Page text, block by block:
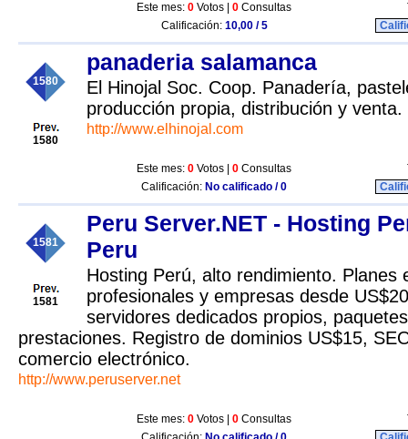
Este mes: 0 Votos | 0 Consultas
Calificación: 10,00 / 5
1580
1580
panaderia salamanca
El Hinojal Soc. Coop. Panadería,
producción propia, distribución y venta.
http://www.elhinojal.com
Este mes: 0 Votos | 0 Consultas
Calificación: No calificado / 0
1581
1581
Peru Server.NET - Hosting
Peru
Hosting Perú, alto rendimiento. Planes
profesionales y empresas desde
servidores dedicados propios,
prestaciones. Registro de dominios US$15,
comercio electrónico.
http://www.peruserver.net
Este mes: 0 Votos | 0 Consultas